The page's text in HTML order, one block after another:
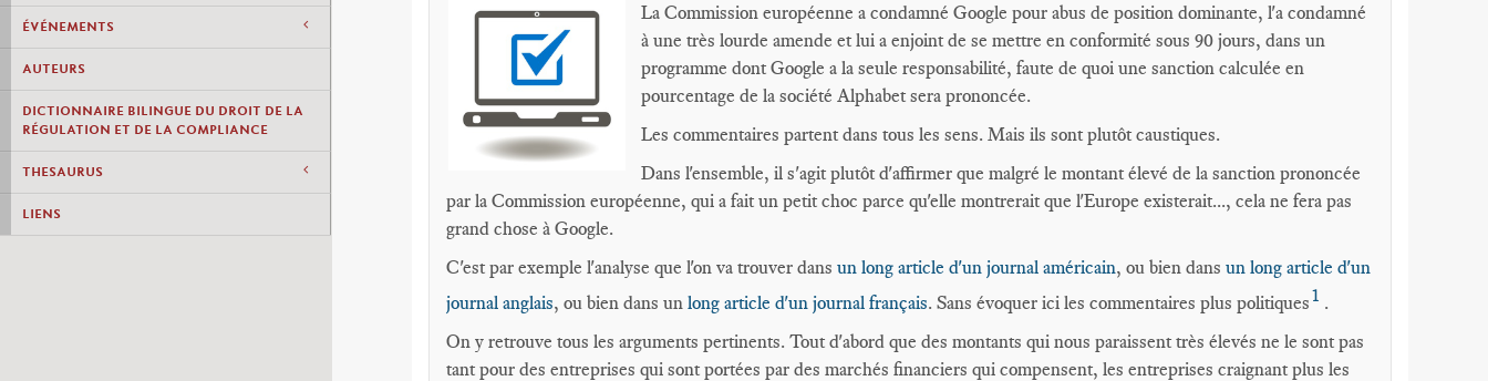
ÉVÉNEMENTS
AUTEURS
DICTIONNAIRE BILINGUE DU DROIT DE LA
RÉGULATION ET DE LA COMPLIANCE
THESAURUS
LIENS
La Commission européenne a condamné Google pour abus de position dominante, l'a condamné
à une très lourde amende et lui a enjoint de se mettre en conformité sous 90 jours, dans un
programme dont Google a la seule responsabilité, faute de quoi une sanction calculée en
pourcentage de la société Alphabet sera prononcée.
Les commentaires partent dans tous les sens. Mais ils sont plutôt caustiques.
Dans l'ensemble, il s'agit plutôt d'affirmer que malgré le montant élevé de la sanction prononcée
par la Commission européenne, qui a fait un petit choc parce qu'elle montrerait que l'Europe existerait..., cela ne fera pas
grand chose à Google.
C'est par exemple l'analyse que l'on va trouver dans un long article d'un journal américain, ou bien dans un long article d'un
journal anglais, ou bien dans un long article d'un journal français. Sans évoquer ici les commentaires plus politiques1 .
On y retrouve tous les arguments pertinents. Tout d'abord que des montants qui nous paraissent très élevés ne le sont pas
tant pour des entreprises qui sont portées par des marchés financiers qui compensent, les entreprises craignant plus les